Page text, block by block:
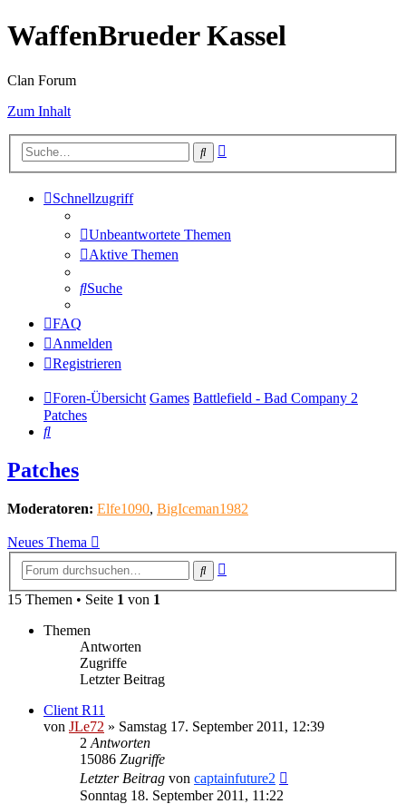
WaffenBrueder Kassel
Clan Forum
Zum Inhalt
Suche
Schnellzugriff
Unbeantwortete Themen
Aktive Themen
Suche
FAQ
Anmelden
Registrieren
Foren-Übersicht Games Battlefield - Bad Company 2
Patches
Suche
Patches
Moderatoren: Elfe1090, BigIceman1982
Neues Thema
Suche
15 Themen • Seite 1 von 1
Themen
Antworten
Zugriffe
Letzter Beitrag
Client R11
von JLe72 » Samstag 17. September 2011, 12:39
2 Antworten
15086 Zugriffe
Letzter Beitrag von captainfuture2
Sonntag 18. September 2011, 11:22